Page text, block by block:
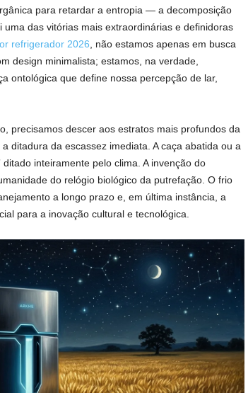
para retardar a entropia — a decomposição
das vitórias mais extraordinárias e definidoras
refrigerador 2026, não estamos apenas em busca
design minimalista; estamos, na verdade,
ontológica que define nossa percepção de lar,
precisamos descer aos estratos mais profundos da
ditadura da escassez imediata. A caça abatida ou a
inteiramente pelo clima. A invenção do
do relógio biológico da putrefação. O frio
a longo prazo e, em última instância, a
para a inovação cultural e tecnológica.